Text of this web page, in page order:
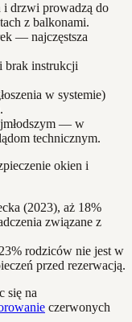
i drzwi prowadzą do
z balkonami.
— najczęstsza
brak instrukcji
w systemie)
— w
technicznym.
(2023), aż 18%
związane z
rodziców nie jest w
przed rezerwacją.
się na
czerwonych